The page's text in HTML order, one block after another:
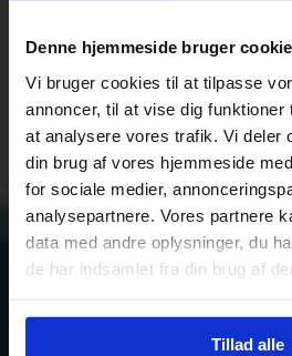
Denne hjemmeside bruger
Vi bruger cookies til at tilpasse
annoncer, til at vise dig
at analysere vores trafik. Vi deler
din brug af vores hjemmeside
for sociale medier,
analysepartnere. Vores partnere
data med andre oplysninger, du
de har indsamlet fra din brug af
Tillad alle